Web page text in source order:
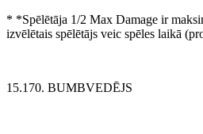
* *Spēlētāja 1/2 Max Damage ir
izvēlētais spēlētājs veic spēles laikā
15.170. BUMBVEDĒJS